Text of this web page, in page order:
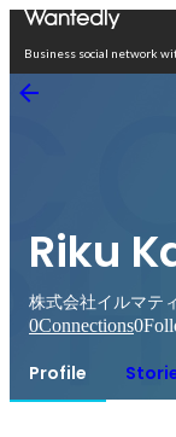
Business social network
Riku
株式会社イルマテ
0Connections0
Profile